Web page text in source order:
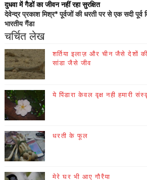
दुधवा में गैडों का जीवन नहीं रहा सुरक्षित
देवेन्द्र प्रकाश मिश्र* पूर्वजों की धरती पर से एक सदी
भारतीय गैंडा
चर्चित लेख
शर्तिया इलाज़ और चीन जैसे देशों
सांडा जैसे जीव
ये पिंडारा केवल वृक्ष नही हमारी
धरती के फूल
मेरे घर भी आए गौरैया